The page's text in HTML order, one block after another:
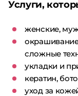
Услуги,
женские,
сложные
укладки и
кератин,
уход за